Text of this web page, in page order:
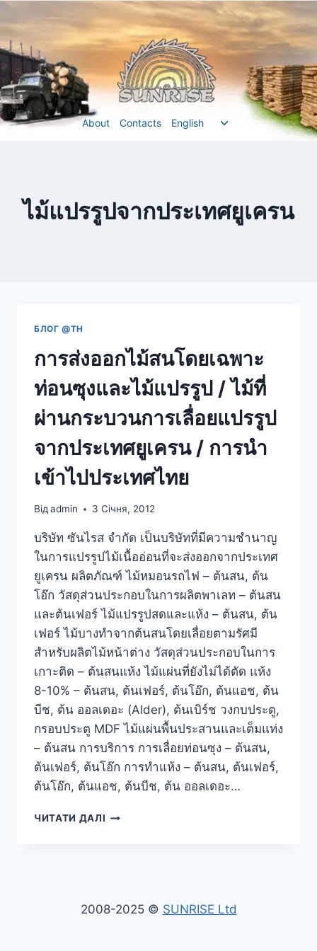
Перейти
до
вмісту
About Contacts English
Перемкнути
ไม้แปรรูปจากประเทศยูเครน
БЛОГ @TH
การส่งออกไม้สนโดยเฉพาะ
ท่อนซุงและไม้แปรรูป / ไม้ที่
ผ่านกระบวนการเลื่อยแปรรูป
จากประเทศยูเครน / การนำ
เข้าไปประเทศไทย
Відadmin 3 Січня, 2012
บริษัท ซันไรส จำกัด เป็นบริษัทที่มีความชำนาญ
ในการแปรรูปไม้เนื้ออ่อนที่จะส่งออกจากประเทศ
ยูเครน ผลิตภัณฑ์ ไม้หมอนรถไฟ – ต้นสน, ต้น
โอ๊ก วัสดุส่วนประกอบในการผลิตพาเลท – ต้นสน
และต้นเฟอร์ ไม้แปรรูปสดและแห้ง – ต้นสน, ต้น
เฟอร์ ไม้บางทำจากต้นสนโดยเลื่อยตามรัศมี
สำหรับผลิตไม้หน้าต่าง วัสดุส่วนประกอบในการ
เกาะติด – ต้นสนแห้ง ไม้แผ่นที่ยังไม่ได้ตัด แห้ง
8-10% – ต้นสน, ต้นเฟอร์, ต้นโอ๊ก, ต้นแอช, ต้น
บีช, ต้น ออลเดอะ (Alder), ต้นเบิร์ช วงกบประตู,
กรอบประตู MDF ไม้แผ่นพื้นประสานและเต็มแท่ง
– ต้นสน การบริการ การเลื่อยท่อนซุง – ต้นสน,
ต้นเฟอร์, ต้นโอ๊ก การทำแห้ง – ต้นสน, ต้นเฟอร์,
ต้นโอ๊ก, ต้นแอช, ต้นบีช, ต้น ออลเดอะ…
ЧИТАТИ ДАЛІ การ
เฉพาะ
2008-2025 © SUNRISE Ltd